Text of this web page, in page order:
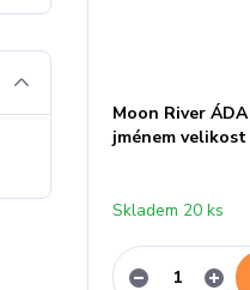
Moon River
jménem velikost
Skladem 20 ks